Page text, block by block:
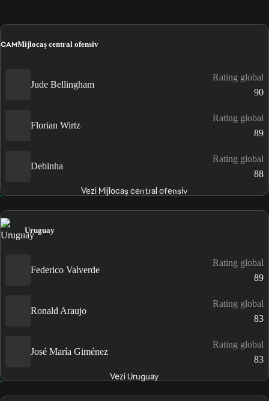
CAMMijlocaș central ofensiv
Jude Bellingham
Rating global
90
Florian Wirtz
Rating global
89
Debinha
Rating global
88
Vezi Mijlocaș central ofensiv
Uruguay
Federico Valverde
Rating global
89
Ronald Araujo
Rating global
83
José María Giménez
Rating global
83
Vezi Uruguay